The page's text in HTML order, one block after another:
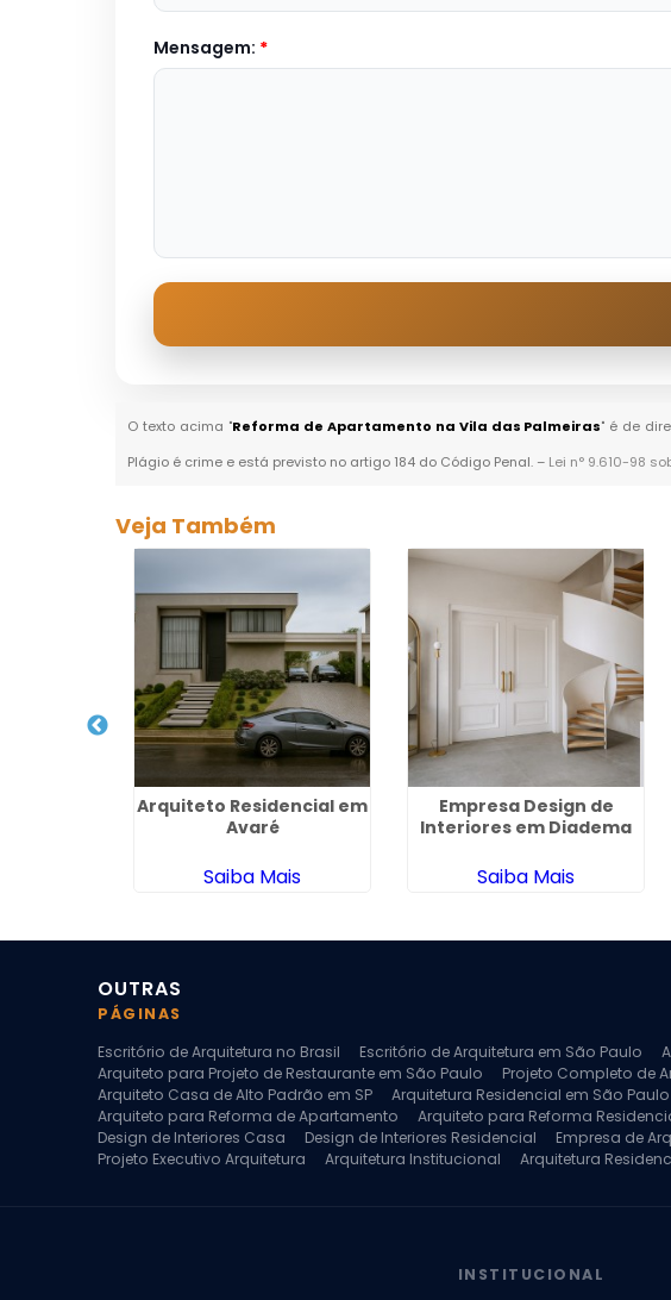
Mensagem: *
O texto acima "Reforma de Apartamento na Vila das Palmeiras" é de
Plágio é crime e está previsto no artigo 184 do Código Penal. – Lei n° 9.610-98
Veja Também
Arquiteto Residencial em
Avaré
Saiba Mais
Empresa Design de
Interiores em Diadema
Saiba Mais
OUTRAS
PÁGINAS
Escritório de Arquitetura no Brasil
Escritório de Arquitetura em São Paulo
Arquiteto para Projeto de Restaurante em São Paulo
Projeto Completo de
Arquiteto Casa de Alto Padrão em SP
Arquitetura Residencial em São Paulo
Arquiteto para Reforma de Apartamento
Arquiteto para Reforma
Design de Interiores Casa
Design de Interiores Residencial Empresa de
Projeto Executivo Arquitetura
Arquitetura Institucional Arquitetura
INSTITUCIONAL